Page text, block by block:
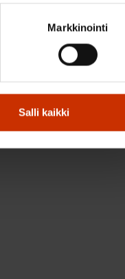
Markkinointi
Salli kaikki
Niitä on
Lauri Lylysanoo.